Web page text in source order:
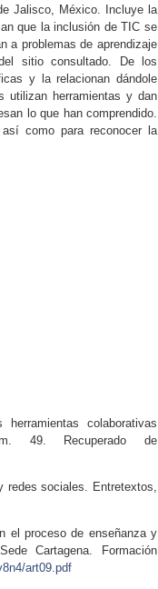
Jalisco, México. Incluye la
que la inclusión de TIC se
a problemas de aprendizaje
sitio consultado. De los
y la relacionan dándole
utilizan herramientas y dan
lo que han comprendido.
como para reconocer la
colaborativas
49. Recuperado de
redes sociales. Entretextos,
el proceso de enseñanza y
Cartagena. Formación
art09.pdf